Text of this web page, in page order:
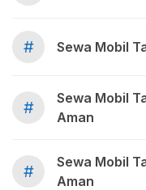
# Sewa Mobil
#
Sewa Mobil
Aman
#
Sewa Mobil
Aman